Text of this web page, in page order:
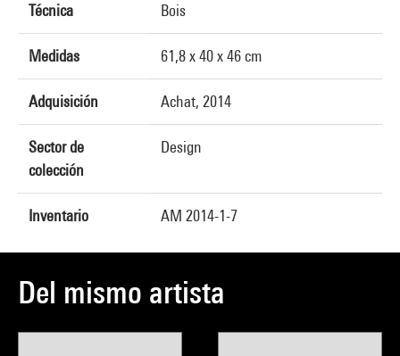
Técnica Bois
Medidas 61,8 x 40 x 46 cm
Adquisición Achat, 2014
Sector de
colección
Design
Inventario AM 2014-1-7
Del mismo artista